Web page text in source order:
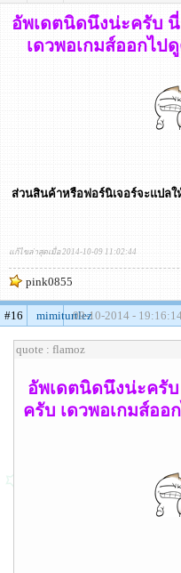
อัพเดตนิดนึงน่ะครับ
เดวพอเกมส์ออกไป
ส่วนสินค้าหรือฟอร์นิเจอร์จะแปล
แก้ไขล่าสุดเมื่อ 2014-10-09 11:02:44
pink0855
#16 mimiturtlez09-10-2014 -
quote : flamoz
อัพเดตนิดนึงน่ะครั
ครับ เดวพอเกมส์อ